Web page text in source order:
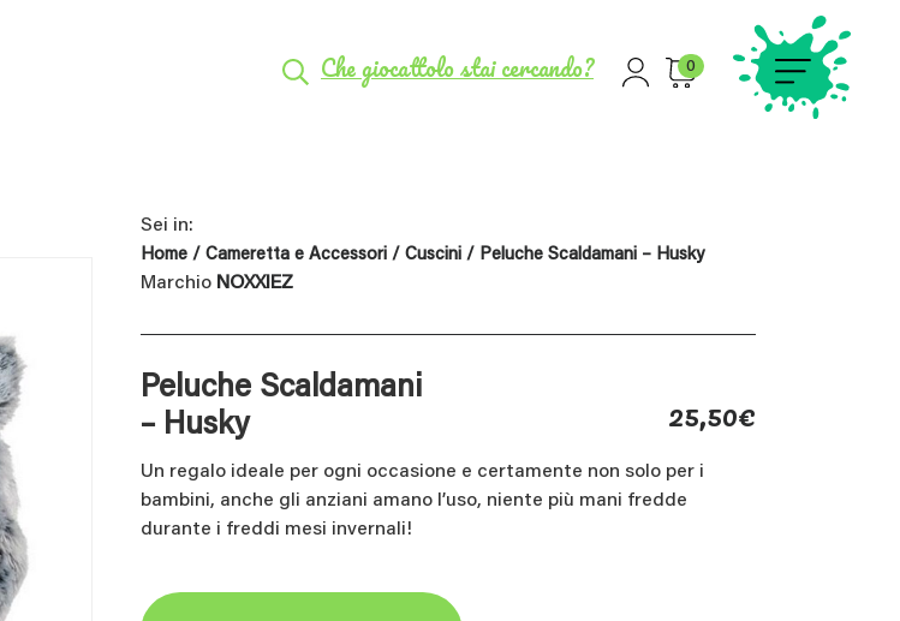
Che giocattolo stai cercando? 0
Sei in:
Home / Cameretta e Accessori / Cuscini / Peluche Scaldamani – Husky
Marchio NOXXIEZ
Peluche Scaldamani
– Husky
25,50€
Un regalo ideale per ogni occasione e certamente non solo per i
bambini, anche gli anziani amano l’uso, niente più mani fredde
durante i freddi mesi invernali!